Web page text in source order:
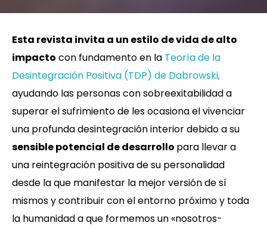
Esta revista invita a un estilo de vida de alto
impacto con fundamento en la Teoría de la
Desintegración Positiva (TDP) de Dabrowski,
ayudando las personas con sobreexitabilidad a
superar el sufrimiento de les ocasiona el vivenciar
una profunda desintegración interior debido a su
sensible potencial de desarrollo para llevar a
una reintegración positiva de su personalidad
desde la que manifestar la mejor versión de sí
mismos y contribuir con el entorno próximo y toda
la humanidad a que formemos un «nosotros-